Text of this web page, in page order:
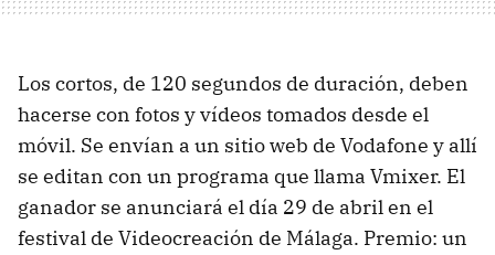
Los cortos, de 120 segundos de duración, deben
hacerse con fotos y vídeos tomados desde el
móvil. Se envían a un sitio web de Vodafone y allí
se editan con un programa que llama Vmixer. El
ganador se anunciará el día 29 de abril en el
festival de Videocreación de Málaga. Premio: un